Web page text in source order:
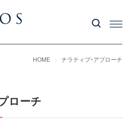
HOME ナラティブ・アプローチ
ローチ